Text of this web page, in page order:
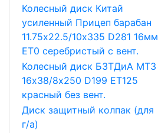
Колесный диск Китай
усиленный Прицеп барабан
11.75х22.5/10х335 D281 16мм
ET0 серебристый с вент.
Колесный диск БЗТДиА МТЗ
16х38/8х250 D199 ET125
красный без вент.
Диск защитный колпак (для
г/а)